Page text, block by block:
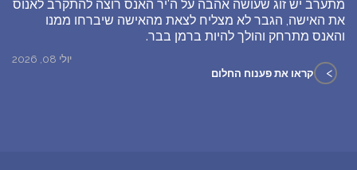
מתערב יש זוג שעושה אהבה על ה'יר האנס רוצה להתקרב לאנוס
את האישה, הגבר לא מצליח לצאת מהאישה שיברחו ממנו
והאנס מתרחק והולך להיות ברמן בבר.
יולי 08, 2026
> קראו את פענוח החלום